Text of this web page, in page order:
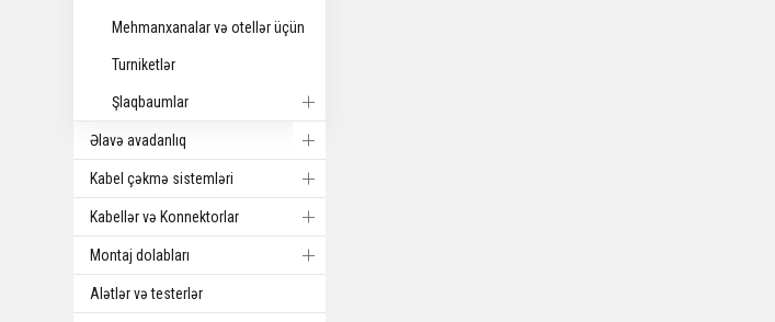
Mehmanxanalar və otellər üçün
Turniketlər
Şlaqbaumlar
Əlavə avadanlıq
Kabel çəkmə sistemləri
Kabellər və Konnektorlar
Montaj dolabları
Alətlər və testerlər